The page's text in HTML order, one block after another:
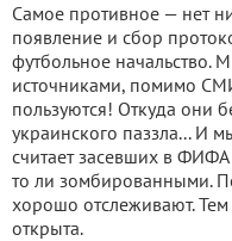
Самое противное — нет
появление и сбор
футбольное начальство.
источниками, помимо
пользуются! Откуда они
украинского паззла... И
считает засевших в
то ли зомбированными.
хорошо отслеживают.
открыта.